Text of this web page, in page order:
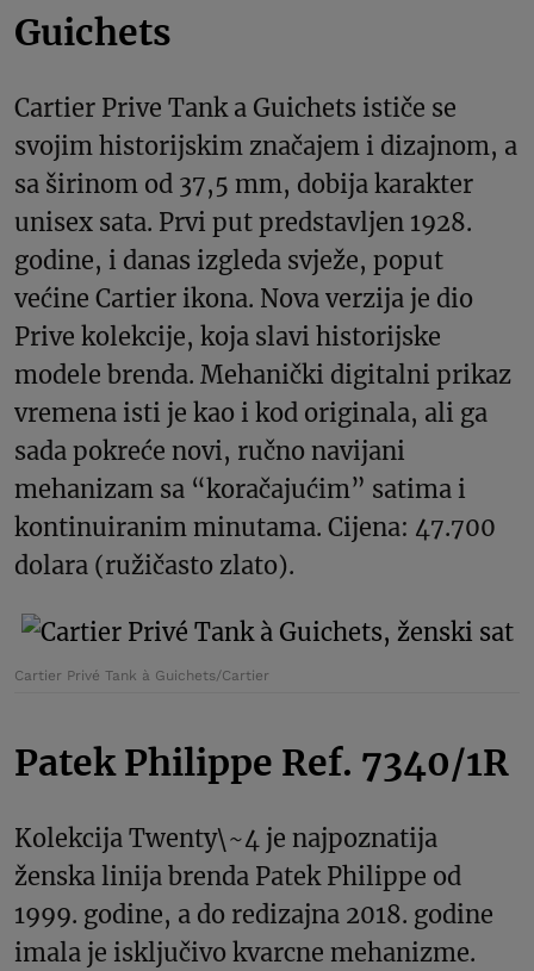
Guichets
Cartier Prive Tank a Guichets ističe se
svojim historijskim značajem i dizajnom, a
sa širinom od 37,5 mm, dobija karakter
unisex sata. Prvi put predstavljen 1928.
godine, i danas izgleda svježe, poput
većine Cartier ikona. Nova verzija je dio
Prive kolekcije, koja slavi historijske
modele brenda. Mehanički digitalni prikaz
vremena isti je kao i kod originala, ali ga
sada pokreće novi, ručno navijani
mehanizam sa “koračajućim” satima i
kontinuiranim minutama. Cijena: 47.700
dolara (ružičasto zlato).
Cartier Privé Tank à Guichets/Cartier
Patek Philippe Ref. 7340/1R
Kolekcija Twenty\~4 je najpoznatija
ženska linija brenda Patek Philippe od
1999. godine, a do redizajna 2018. godine
imala je isključivo kvarcne mehanizme.